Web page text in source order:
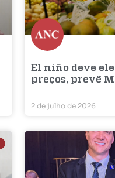
El niño deve
preços, prevê
2 de julho de 2026